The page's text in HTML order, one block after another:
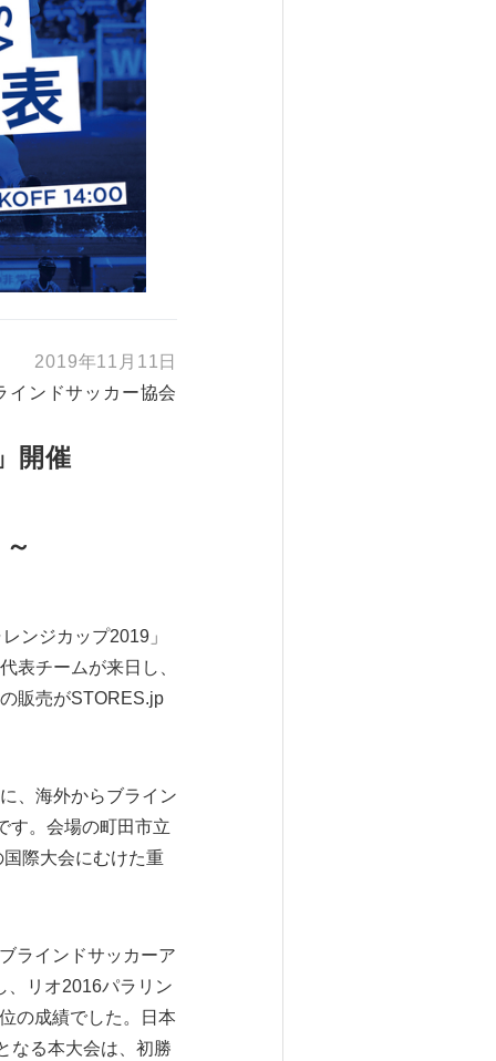
2019年11月11日
インドサッカー協会
開催
ンジカップ2019」
表チームが来日し、
販売がSTORES.jp
、海外からブライン
す。会場の町田市立
際大会にむけた重
ラインドサッカーア
、リオ2016パラリン
の成績でした。日本
なる本大会は、初勝